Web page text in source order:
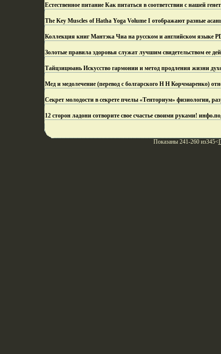
Естественное питание Как питаться в соответствии с нашей
The Key Muscles of Hatha Yoga Volume I отображают разные
Коллекция книг Мантэка Чиа на русском и английском языке
Золотые правила здоровья служат лучшим свидетельством ее
Тайцзицюань Искусство гармонии и метод продления жизни
Мед и медолечение (перевод с болгарского Н Н Корчмаренко)
Секрет молодости в секрете пчелы «Тенториум» физиологии,
12 сторон ладони сотворите свое счастье своими руками! инфо.
Показаны 241-260 из345<